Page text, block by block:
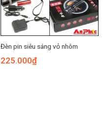
Đèn pin siêu sáng vỏ nhôm
225.000₫